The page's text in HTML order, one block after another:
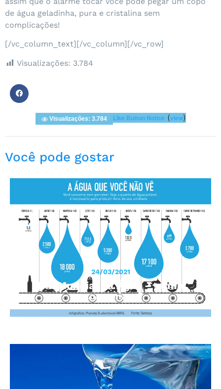
de água geladinha, pura e cristalina sem
complicações!
[/vc_column_text][/vc_column][/vc_row]
Visualizações: 3.784
Visualizações: 3.784 Like Button Notice (view)
Você pode gostar
24/03/2021
Dia Mundial da Água – como
economizar?